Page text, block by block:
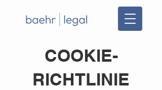
COOKIE-
RICHTLINIE